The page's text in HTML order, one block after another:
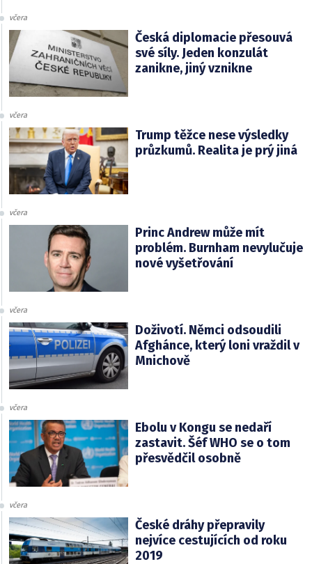
včera
Česká diplomacie přesouvá
své síly. Jeden konzulát
zanikne, jiný vznikne
včera
Trump těžce nese výsledky
průzkumů. Realita je prý jiná
včera
Princ Andrew může mít
problém. Burnham nevylučuje
nové vyšetřování
včera
Doživotí. Němci odsoudili
Afghánce, který loni vraždil v
Mnichově
včera
Ebolu v Kongu se nedaří
zastavit. Šéf WHO se o tom
přesvědčil osobně
včera
České dráhy přepravily
nejvíce cestujících od roku
2019